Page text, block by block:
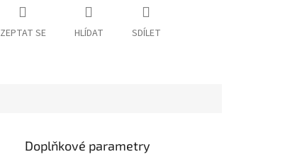
ZEPTAT SE HLÍDAT SDÍLET
Doplňkové parametry